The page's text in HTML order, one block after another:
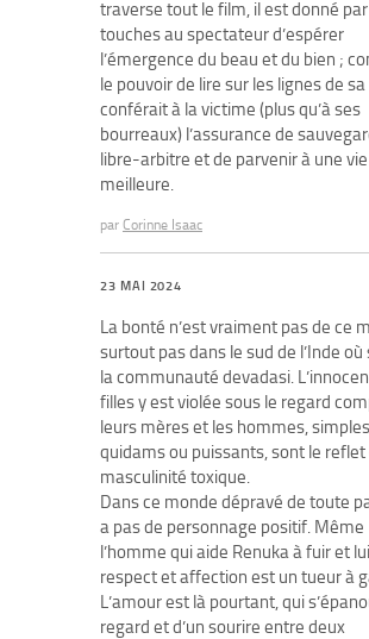
traverse tout le film, il est donné
touches au spectateur d’espérer
l’émergence du beau et du bien ;
le pouvoir de lire sur les lignes de
conférait à la victime (plus qu’à ses
bourreaux) l’assurance de
libre-arbitre et de parvenir à une vie
meilleure.
par Corinne Isaac
23 MAI 2024
La bonté n’est vraiment pas de ce
surtout pas dans le sud de l’Inde où
la communauté devadasi.
filles y est violée sous le regard
leurs mères et les hommes, simples
quidams ou puissants, sont le reflet
masculinité toxique.
Dans ce monde dépravé de toute
a pas de personnage positif. Même
l’homme qui aide Renuka à fuir et
respect et affection est un tueur à
L’amour est là pourtant, qui
regard et d’un sourire entre deux